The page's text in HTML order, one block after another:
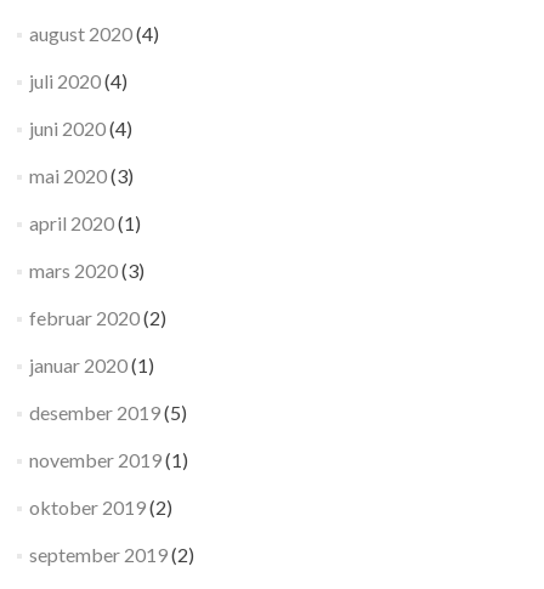
august 2020(4)
juli 2020(4)
juni 2020(4)
mai 2020(3)
april 2020(1)
mars 2020(3)
februar 2020(2)
januar 2020(1)
desember 2019(5)
november 2019(1)
oktober 2019(2)
september 2019(2)